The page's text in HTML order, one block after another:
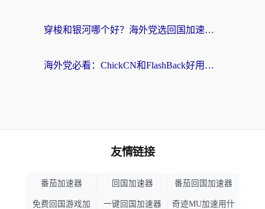
穿梭和银河哪个好？海外党选回国加速器的避坑指南，附番茄加速器实测体验
海外党必看：ChickCN和FlashBack好用吗？3招教你选对回国加速器（附云极、HomeCN、斧牛vs艾果对比）
友情链接
番茄加速器 回国加速器 番茄回国加速器
免费回国游戏加 一键回国加速器 奇迹MU加速用什